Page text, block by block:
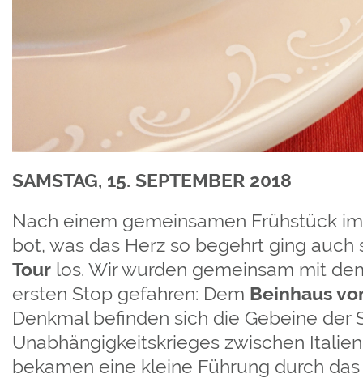
SAMSTAG, 15. SEPTEMBER 2018
Nach einem gemeinsamen Frühstück
bot, was das Herz so begehrt ging
Tour los. Wir wurden gemeinsam mit
ersten Stop gefahren: Dem Beinhaus
Denkmal befinden sich die Gebeine der
Unabhängigkeitskrieges zwischen
bekamen eine kleine Führung durch